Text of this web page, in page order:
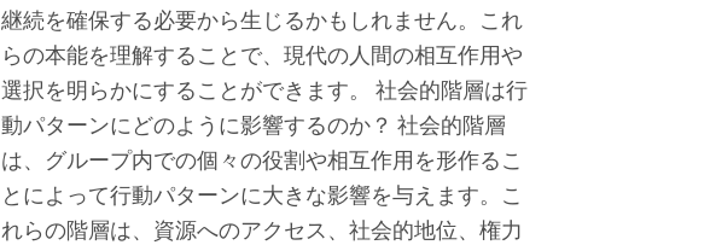
継続を確保する必要から生じるかもしれません。これ
らの本能を理解することで、現代の人間の相互作用や
選択を明らかにすることができます。 社会的階層は行
動パターンにどのように影響するのか？ 社会的階層
は、グループ内での個々の役割や相互作用を形作るこ
とによって行動パターンに大きな影響を与えます。こ
れらの階層は、資源へのアクセス、社会的地位、権力